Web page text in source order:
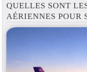
QUELLES SONT
AÉRIENNES POUR